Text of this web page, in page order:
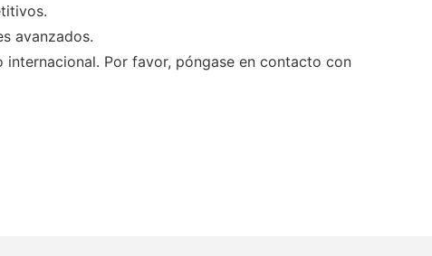
avanzados.
internacional. Por favor, póngase en contacto con